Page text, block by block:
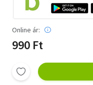
Online ár:
990 Ft